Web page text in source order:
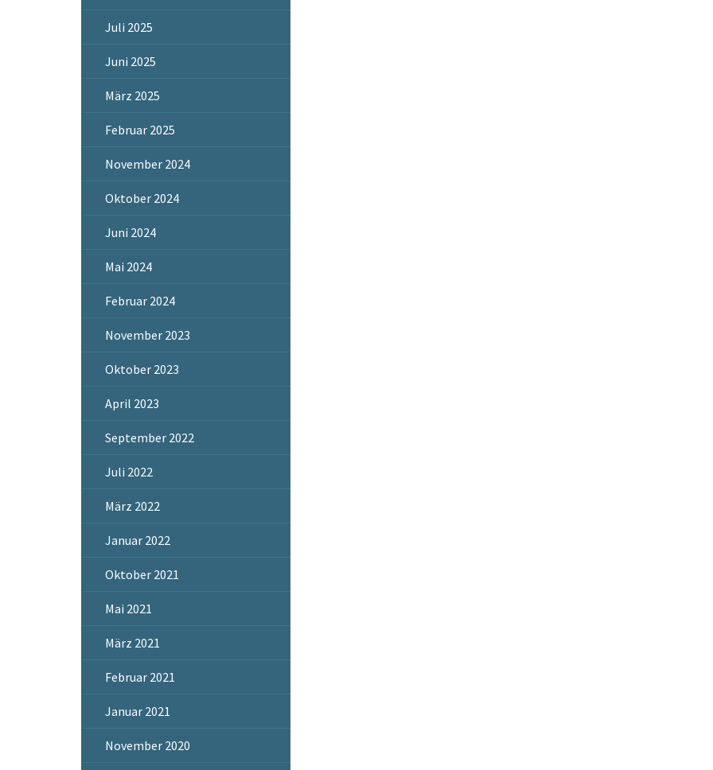
Juli 2025
Juni 2025
März 2025
Februar 2025
November 2024
Oktober 2024
Juni 2024
Mai 2024
Februar 2024
November 2023
Oktober 2023
April 2023
September 2022
Juli 2022
März 2022
Januar 2022
Oktober 2021
Mai 2021
März 2021
Februar 2021
Januar 2021
November 2020